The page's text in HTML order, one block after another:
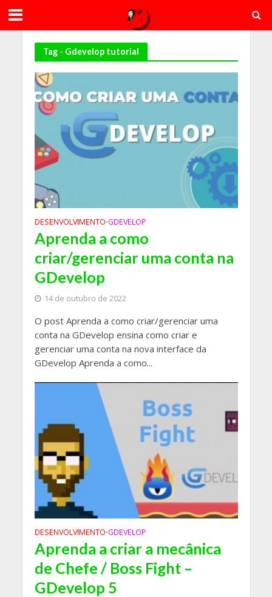
Tag - Gdevelop tutorial
DESENVOLVIMENTO•GDEVELOP
Aprenda a como
criar/gerenciar uma conta na
GDevelop
14 de outubro de 2022
O post Aprenda a como criar/gerenciar uma
conta na GDevelop ensina como criar e
gerenciar uma conta na nova interface da
GDevelop Aprenda a como...
DESENVOLVIMENTO•GDEVELOP
Aprenda a criar a mecânica
de Chefe / Boss Fight –
GDevelop 5